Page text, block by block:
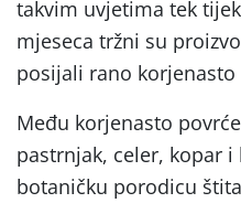
takvim uvjetima tek
mjeseca tržni su
posijali rano korjenasto
Među korjenasto
pastrnjak, celer, kopar
botaničku porodicu